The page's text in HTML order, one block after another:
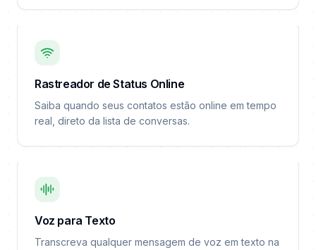
Rastreador de Status Online
Saiba quando seus contatos estão online em tempo
real, direto da lista de conversas.
Voz para Texto
Transcreva qualquer mensagem de voz em texto na